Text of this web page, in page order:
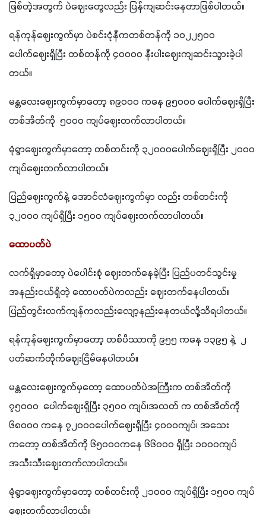
ဖြစ်တဲ့အတွက် ပဲဈေးတွေလည်း ပြန်ကျဆင်းနေတာဖြစ်ပါတယ်။
ရန်ကုန်ဈေးကွက်မှာ ပဲစင်းငုံနီကတစ်တန်ကို ၁၀၂၂၅၀၀
ပေါက်ဈေးရှိပြီး တစ်တန်ကို ၄၀၀၀၀ နီးပါးဈေးကျဆင်းသွားခဲ့ပါ
တယ်။
မန္တလေးဈေးကွက်မှာတော့ ၈၉၀၀၀ ကနေ ၉၅၀၀၀ ပေါက်ဈေးရှိပြီး
တစ်အိတ်ကို  ၅၀၀၀ ကျပ်ဈေးတက်လာပါတယ်။
မုံရွာဈေးကွက်မှာတော့ တစ်တင်းကို ၃၂၀၀၀ပေါက်ဈေးရှိပြီး ၂၀၀၀
ကျပ်ဈေးတက်လာပါတယ်။
ပြည်ဈေးကွက်နဲ့ အောင်လံဈေးကွက်မှာ လည်း တစ်တင်းကို
၃၂၀၀၀ ကျပ်ရှိပြီး ၁၅၀၀ ကျပ်ဈေးတက်လာပါတယ်။
ထောပတ်ပဲ
လက်ရှိမှာတော့ ပဲပေါင်းစုံ ဈေးတက်နေခဲ့ပြီး ပြည်ပတင်သွင်းမှု
အနည်းငယ်ရှိတဲ့ ထောပတ်ပဲကလည်း ဈေးတက်နေပါတယ်။
ပြည်တွင်းလက်ကျန်ကလည်းလျော့နည်းနေတယ်လို့သိရပါတယ်။
ရန်ကုန်ဈေးကွက်မှာတော့ တစ်ပိဿာကို ၉၅၅ ကနေ ၁၃၉၅ နဲ့  ၂
ပတ်ဆက်တိုက်ဈေးငြိမ်နေပါတယ်။
မန္တလေးဈေးကွက်မှတော့ ထောပတ်ပဲအကြီးက တစ်အိတ်ကို
၇၅၀၀၀  ပေါက်ဈေးရှိပြီး ၃၅၀၀ ကျပ်၊အလတ် က တစ်အိတ်ကို
၆၈၀၀၀ ကနေ ၇၂၀၀၀ပေါက်ဈေးရှိပြီး ၄၀၀၀ကျပ်၊ အသေး
ကတော့ တစ်အိတ်ကို ၆၅၀၀၀ကနေ ၆၆၀၀၀ ရှိပြီး ၁၀၀၀ကျပ်
အသီးသီးဈေးတက်လာပါတယ်။
မုံရွာဈေးကွက်မှာတော့ တစ်တင်းကို ၂၁၀၀၀ ကျပ်ရှိပြီး ၁၅၀၀ ကျပ်
ဈေးတက်လာပါတယ်။